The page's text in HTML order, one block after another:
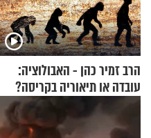
הרב זמיר כהן - האבולוציה:
עובדה או תיאוריה בקריסה?